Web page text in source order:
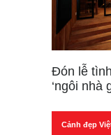
Đón lễ
‘ngôi nhà
Cảnh đẹp